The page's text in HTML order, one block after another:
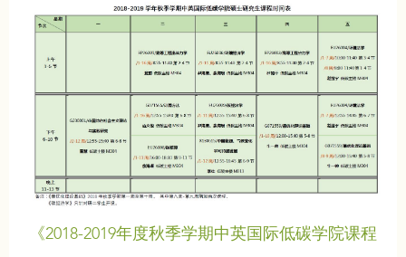
《2018-2019年度秋季学期中英国际低碳学院课程